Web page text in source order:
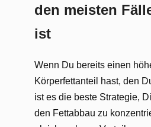
den meisten
ist
Wenn Du bereits einen
Körperfettanteil hast, den
ist es die beste Strategie,
den Fettabbau zu